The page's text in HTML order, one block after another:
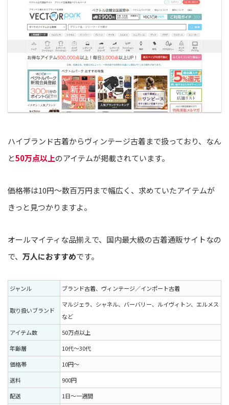
ハイブランド古着からヴィンテージ古着まで扱っており、なん
と50万点以上のアイテムが掲載されています。
価格帯は10円～数百万円まで幅広く、求めていたアイテムが
きっと見つかりますよ。
オールマイティな品揃えで、国内最大級の古着通販サイトなの
で、 万人におすすめです。
ジャンル ブランド古着、ヴィンテージ／インポート古着
取り扱いブランド
マルジェラ、シャネル、バーバリー、ルイヴィトン、エルメス
など
アイテム数
50万点以上
年齢層
10代〜30代
価格帯
10円〜
送料
900円
配送
1日〜一週間